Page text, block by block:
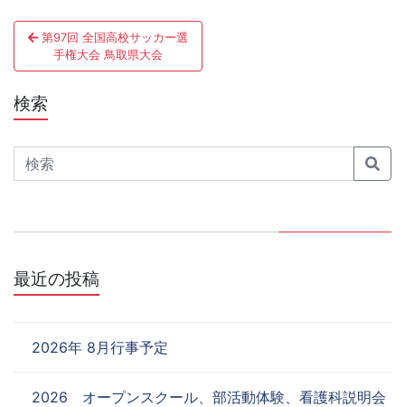
投
稿
ナ
ビ
ゲ
ー
シ
ン
第97回 全国高校サッカー選
手権大会 鳥取県大会
検索
Search
最近の投稿
2026年 8月行事予定
2026 オープンスクール、部活動体験、看護科説明会